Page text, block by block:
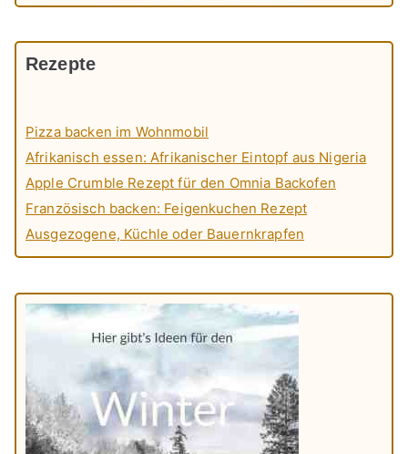
Rezepte
Pizza backen im Wohnmobil
Afrikanisch essen: Afrikanischer Eintopf aus Nigeria
Apple Crumble Rezept für den Omnia Backofen
Französisch backen: Feigenkuchen Rezept
Ausgezogene, Küchle oder Bauernkrapfen